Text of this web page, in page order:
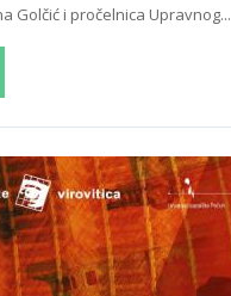
Golčić i pročelnica Upravnog...